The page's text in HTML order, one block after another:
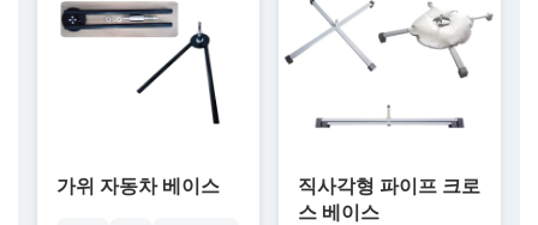
가위 자동차 베이스
직사각형 파이프 크로
스 베이스